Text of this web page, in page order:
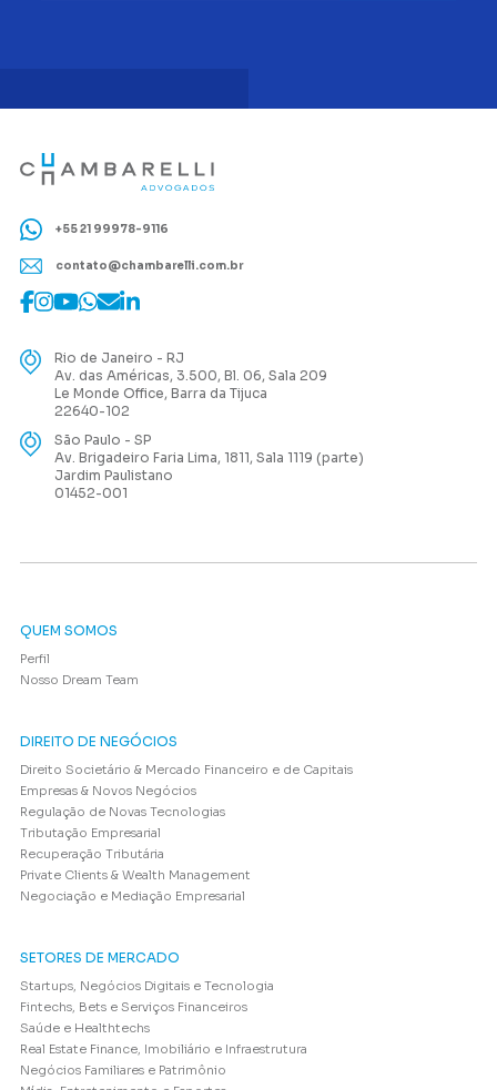
+55 21 99978-9116
contato@chambarelli.com.br
Rio de Janeiro - RJ
Av. das Américas, 3.500, Bl. 06, Sala 209
Le Monde Office, Barra da Tijuca
22640-102
São Paulo - SP
Av. Brigadeiro Faria Lima, 1811, Sala 1119 (parte)
Jardim Paulistano
01452-001
QUEM SOMOS
Perfil
Nosso Dream Team
DIREITO DE NEGÓCIOS
Direito Societário & Mercado Financeiro e de Capitais
Empresas & Novos Negócios
Regulação de Novas Tecnologias
Tributação Empresarial
Recuperação Tributária
Private Clients & Wealth Management
Negociação e Mediação Empresarial
SETORES DE MERCADO
Startups, Negócios Digitais e Tecnologia
Fintechs, Bets e Serviços Financeiros
Saúde e Healthtechs
Real Estate Finance, Imobiliário e Infraestrutura
Negócios Familiares e Patrimônio